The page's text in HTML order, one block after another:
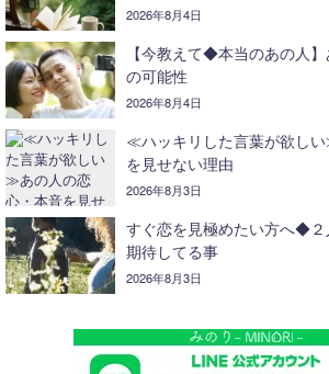
2026年8月4日
【今教えて◆本当のあの人
の可能性
2026年8月4日
≪ハッキリした言葉が欲し
を見せない理由
2026年8月3日
すぐ恋を見極めたい方へ◆２
期待してる事
2026年8月3日